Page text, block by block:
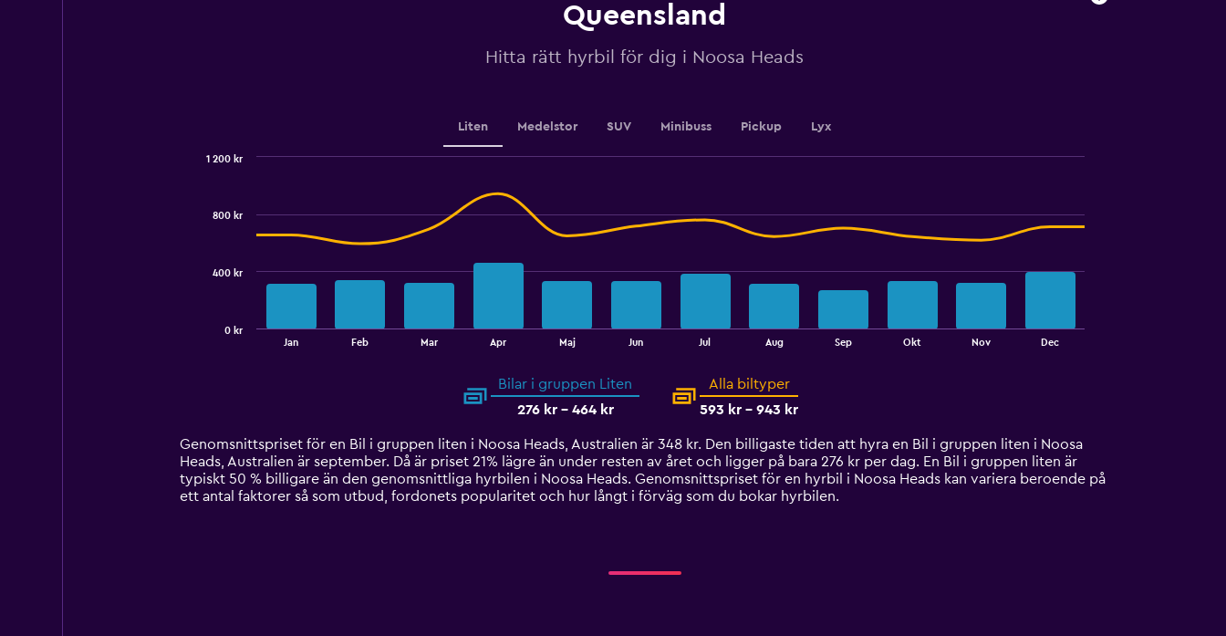
Queensland
Hitta rätt hyrbil för dig i Noosa Heads
Liten Medelstor SUV Minibuss Pickup Lyx
14
categories.
The
chart
Jan Feb Mar Apr Maj Jun Jul Aug Sep Okt Nov Dec
0 kr
400 kr
800 kr
1 200 kr
Bilar i gruppen Liten
276 kr - 464 kr
Alla biltyper
593 kr - 943 kr
Genomsnittspriset för en Bil i gruppen liten i Noosa Heads, Australien är 348 kr. Den billigaste tiden att hyra en Bil i gruppen liten i Noosa
Heads, Australien är september. Då är priset 21% lägre än under resten av året och ligger på bara 276 kr per dag. En Bil i gruppen liten är
typiskt 50 % billigare än den genomsnittliga hyrbilen i Noosa Heads. Genomsnittspriset för en hyrbil i Noosa Heads kan variera beroende på
ett antal faktorer så som utbud, fordonets popularitet och hur långt i förväg som du bokar hyrbilen.